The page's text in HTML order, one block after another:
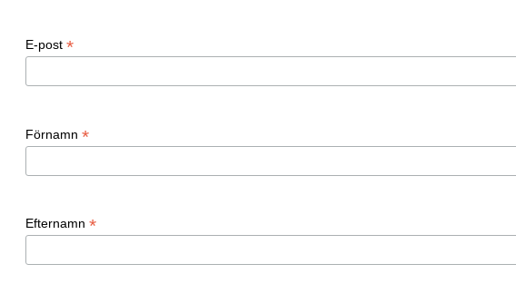
E-post *
Förnamn *
Efternamn *